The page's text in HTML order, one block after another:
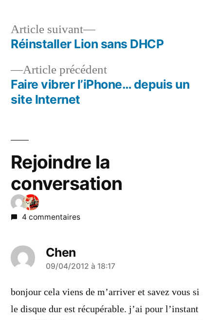
Navigation
de
l’article
Article précédentArticle
précédent :
Faire vibrer l’iPhone… depuis un
site Internet
Article suivant
Article
suivant :
Réinstaller Lion sans DHCP
Rejoindre la
conversation
4 commentaires
Chen
a
dit :
09/04/2012 à 18:17
bonjour cela viens de m’arriver et savez vous si
le disque dur est récupérable. j’ai pour l’instant